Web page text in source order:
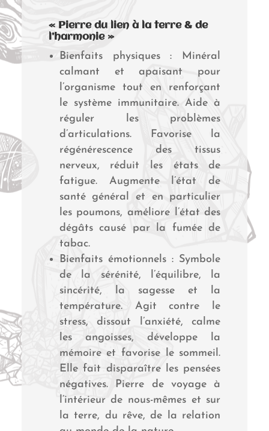
PRIX :
19,00 €
À
30,00 €
« Pierre du lien à la terre & de
l’harmonie »
Bienfaits physiques : Minéral
calmant et apaisant pour
l’organisme tout en renforçant
le système immunitaire. Aide à
réguler les problèmes
d’articulations. Favorise la
régénérescence des tissus
nerveux, réduit les états de
fatigue. Augmente l’état de
santé général et en particulier
les poumons, améliore l’état des
dégâts causé par la fumée de
tabac.
Bienfaits émotionnels : Symbole
de la sérénité, l’équilibre, la
sincérité, la sagesse et la
température. Agit contre le
stress, dissout l’anxiété, calme
les angoisses, développe la
mémoire et favorise le sommeil.
Elle fait disparaître les pensées
négatives. Pierre de voyage à
l’intérieur de nous-mêmes et sur
la terre, du rêve, de la relation